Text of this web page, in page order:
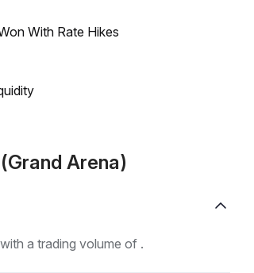
With Rate Hikes
Arena)
a trading volume of .